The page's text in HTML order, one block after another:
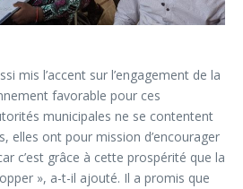
mis l’accent sur l’engagement de la
favorable pour ces
municipales ne se contentent
elles ont pour mission d’encourager
c’est grâce à cette prospérité que la
», a-t-il ajouté. Il a promis que